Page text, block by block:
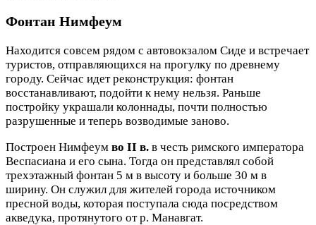
Фонтан Нимфеум
Находится совсем рядом с автовокзалом Сиде и встречает
туристов, отправляющихся на прогулку по древнему
городу. Сейчас идет реконструкция: фонтан
восстанавливают, подойти к нему нельзя. Раньше
постройку украшали колоннады, почти полностью
разрушенные и теперь возводимые заново.
Построен Нимфеум во II в. в честь римского императора
Веспасиана и его сына. Тогда он представлял собой
трехэтажный фонтан 5 м в высоту и больше 30 м в
ширину. Он служил для жителей города источником
пресной воды, которая поступала сюда посредством
акведука, протянутого от р. Манавгат.